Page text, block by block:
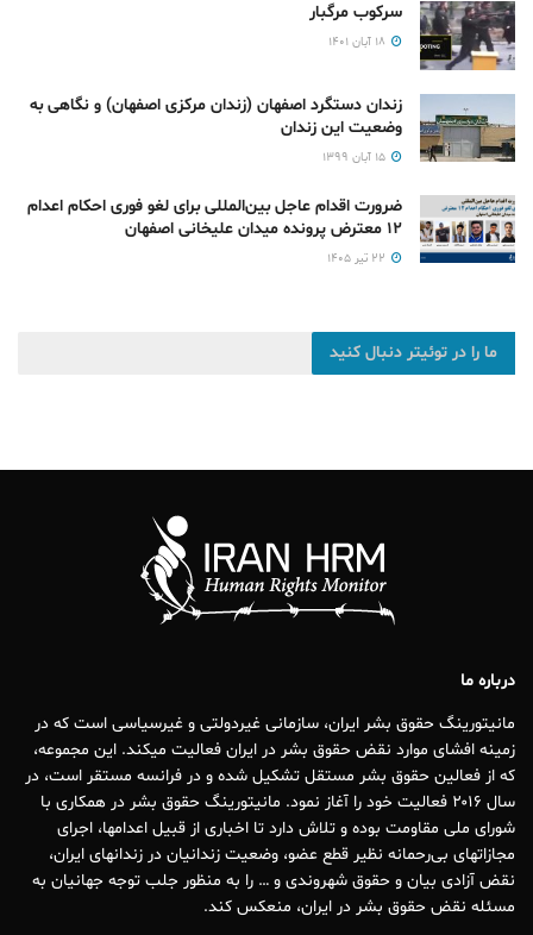
سرکوب مرگبار
زندان دستگرد اصفهان (زندان مرکزی اصفهان) و نگاهی به
وضعیت این زندان
ضرورت اقدام عاجل بین‌المللی برای لغو فوری احکام اعدام
۱۲ معترض پرونده میدان علیخانی اصفهان
ما را در توئیتر دنبال کنید
درباره ما
مانیتورینگ حقوق بشر ایران، سازمانی غیردولتی و غیرسیاسی است که در
زمینه افشای موارد نقض حقوق بشر در ایران فعالیت میکند. این مجموعه،
که از فعالین حقوق بشر مستقل تشکیل شده و در فرانسه مستقر است، در
سال ۲۰۱۶ فعالیت خود را آغاز نمود. مانیتورینگ حقوق بشر در همکاری با
شورای ملی مقاومت بوده و تلاش دارد تا اخباری از قبیل اعدامها، اجرای
مجازاتهای بی‌رحمانه نظیر قطع عضو، وضعیت زندانیان در زندانهای ایران،
نقض آزادی بیان و حقوق شهروندی و … را به منظور جلب توجه جهانیان به
مسئله نقض حقوق بشر در ایران، منعکس کند.